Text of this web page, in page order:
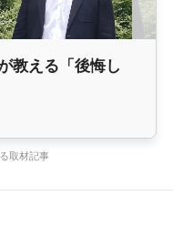
教える「後悔し
取材記事